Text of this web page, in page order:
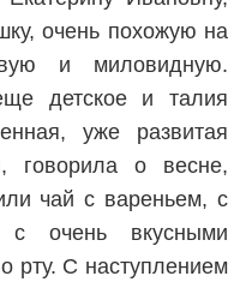
очень похожую на
и миловидную.
детское и талия
уже развитая
говорила о весне,
чай с вареньем, с
очень вкусными
рту. С наступлением